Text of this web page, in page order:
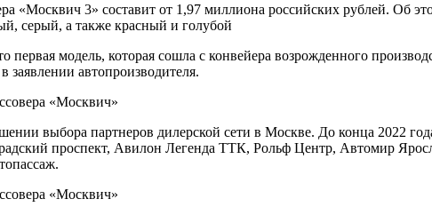
«Москвич 3» составит от 1,97 миллиона российских рублей. Об
серый, а также красный и голубой
модель, которая сошла с конвейера возрожденного
заявлении автопроизводителя.
выбора партнеров дилерской сети в Москве. До конца 2022
проспект, Авилон Легенда ТТК, Рольф Центр, Автомир